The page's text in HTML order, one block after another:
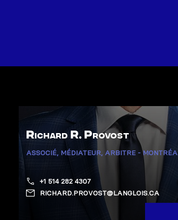
Richard R. Provost
ASSOCIÉ, MÉDIATEUR, ARBITRE -
+1 514 282 4307
RICHARD.PROVOST@LANGLOIS.CA